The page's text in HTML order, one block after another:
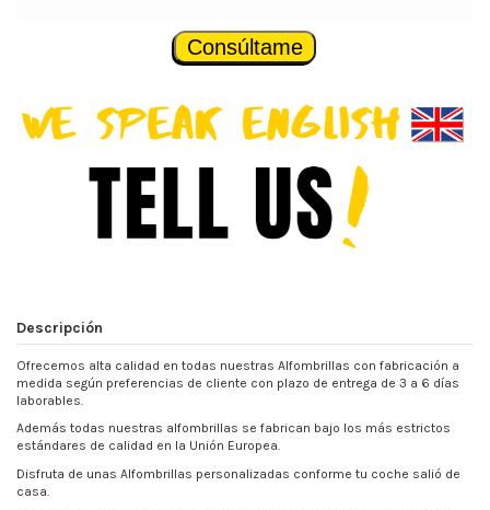
Consúltame
Descripción
Ofrecemos alta calidad en todas nuestras Alfombrillas con fabricación a
medida según preferencias de cliente con plazo de entrega de 3 a 6 días
laborables.
Además todas nuestras alfombrillas se fabrican bajo los más estrictos
estándares de calidad en la Unión Europea.
Disfruta de unas Alfombrillas personalizadas conforme tu coche salió de
casa.